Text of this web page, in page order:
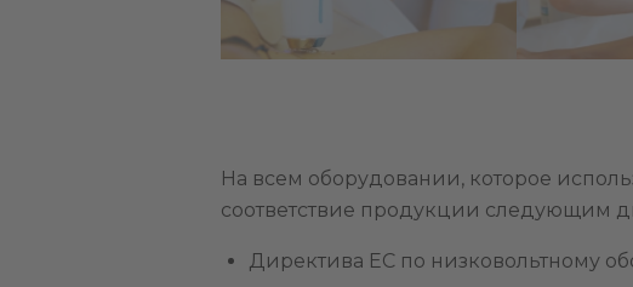
На всем оборудовании, которое
соответствие продукции следующим
Директива ЕС по низковольтному